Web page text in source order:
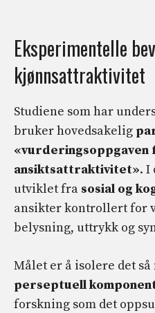
Eksperimentelle
kjønnsattraktivitet
Studiene som har
bruker hovedsakelig
«vurderingsoppgaven
ansiktsattraktivitet». I
utviklet fra sosial og
ansikter kontrollert for
belysning, uttrykk og
Målet er å isolere det
perseptuell
forskning som det